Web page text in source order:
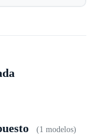
(1 modelos)